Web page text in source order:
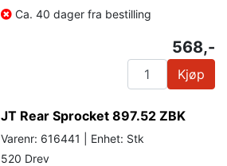
Ca. 40 dager fra bestilling
568,-
Kjøp
JT Rear Sprocket 897.52 ZBK
Varenr: 616441 | Enhet: Stk
520 Drev